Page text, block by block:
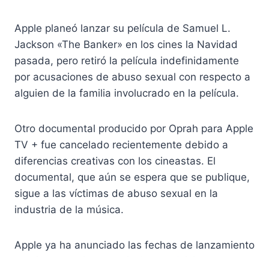
Apple planeó lanzar su película de Samuel L.
Jackson «The Banker» en los cines la Navidad
pasada, pero retiró la película indefinidamente
por acusaciones de abuso sexual con respecto a
alguien de la familia involucrado en la película.
Otro documental producido por Oprah para Apple
TV + fue cancelado recientemente debido a
diferencias creativas con los cineastas. El
documental, que aún se espera que se publique,
sigue a las víctimas de abuso sexual en la
industria de la música.
Apple ya ha anunciado las fechas de lanzamiento